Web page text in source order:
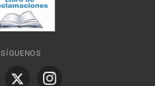
SÍGUENOS